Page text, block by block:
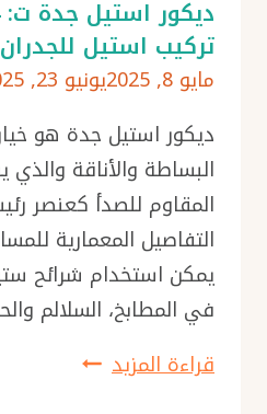
تركيب استيل
مايو 8, 2025
يونيو 23, 2025
ديكور استيل جدة هو
البساطة والأناقة والذي
المقاوم للصدأ كعنصر
التفاصيل المعمارية
يمكن استخدام شرائح
في المطابخ، السلالم
قراءة المزيدديكور